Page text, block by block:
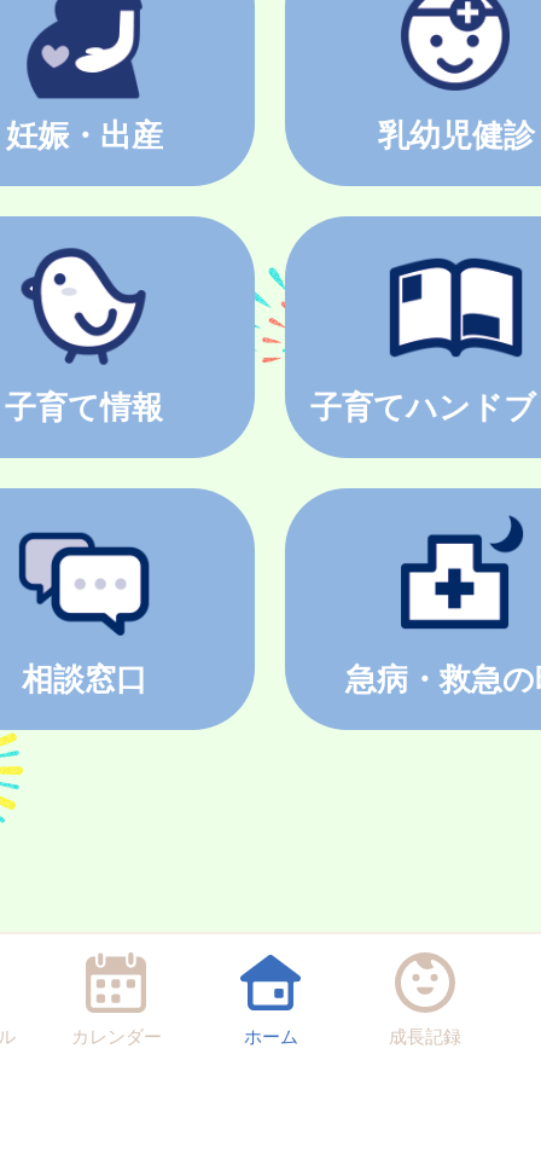
妊娠・出産 乳幼児健診
子育て情報 子育てハンド
相談窓口 急病・救急
カレンダー ホーム 成長記録